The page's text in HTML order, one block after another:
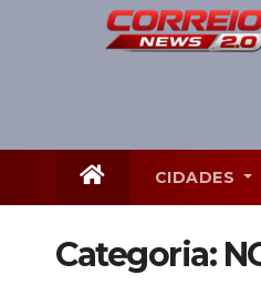
CIDADES
Categoria: